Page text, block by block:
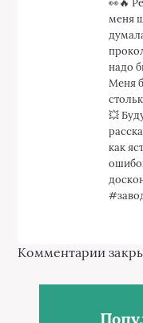
меня
надо
Меня
💥
как
Комментарии